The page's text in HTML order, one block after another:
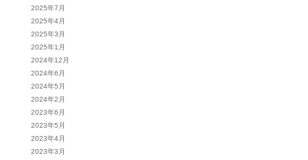
2025年7月
2025年4月
2025年3月
2025年1月
2024年12月
2024年6月
2024年5月
2024年2月
2023年6月
2023年5月
2023年4月
2023年3月